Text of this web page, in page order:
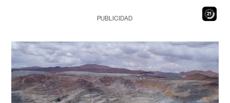
19
PUBLICIDAD